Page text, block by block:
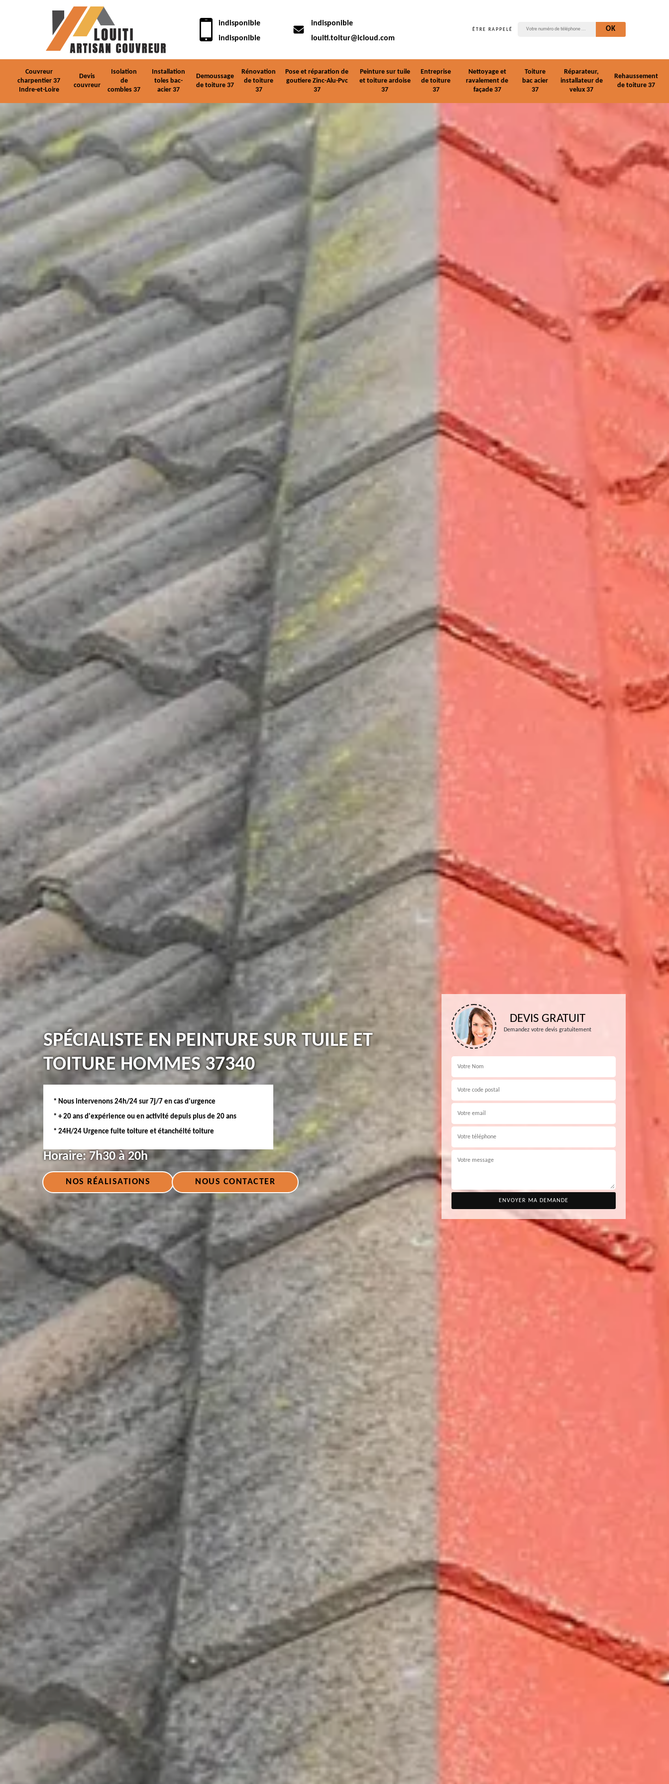
indisponible
indisponible
indisponible
louiti.toitur@icloud.com
ÊTRE RAPPELÉ
Couvreur
charpentier 37
Indre-et-Loire
Devis
couvreur
Isolation
de
combles 37
Installation
toles bac-
acier 37
Demoussage
de toiture 37
Rénovation
de toiture
37
Pose et réparation de
goutiere Zinc-Alu-Pvc
37
Peinture sur tuile
et toiture ardoise
37
Entreprise
de toiture
37
Nettoyage et
ravalement de
façade 37
Toiture
bac acier
37
Réparateur,
installateur de
velux 37
Rehaussement
de toiture 37
SPÉCIALISTE EN PEINTURE SUR TUILE ET
TOITURE HOMMES 37340
* Nous intervenons 24h/24 sur 7j/7 en cas d'urgence
* + 20 ans d'expérience ou en activité depuis plus de 20 ans
* 24H/24 Urgence fuite toiture et étanchéité toiture
Horaire:7h30 à 20h
NOS RÉALISATIONS NOUS CONTACTER
DEVIS GRATUIT
Demandez votre devis gratuitement